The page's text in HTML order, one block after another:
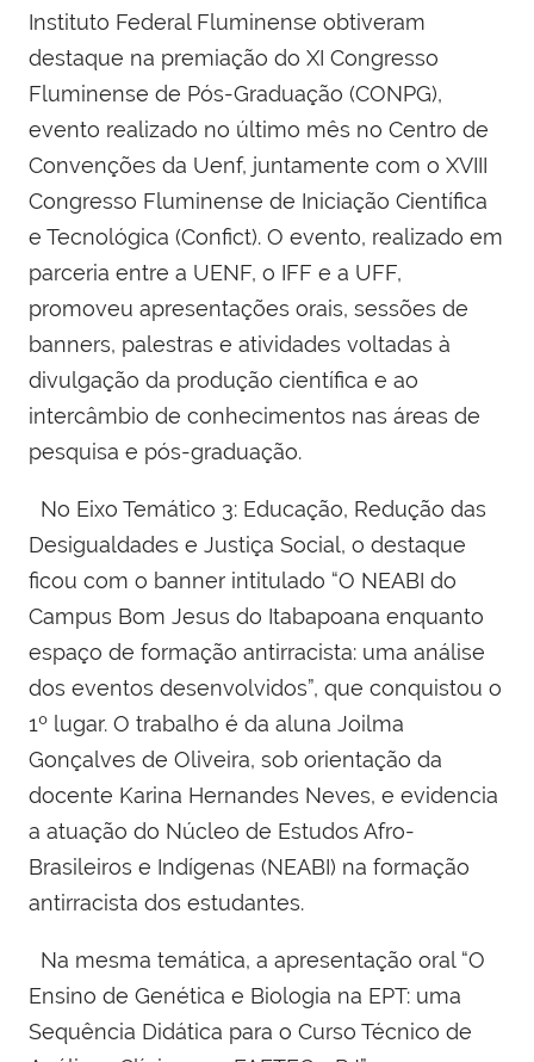
Instituto Federal Fluminense obtiveram
destaque na premiação do XI Congresso
Fluminense de Pós-Graduação (CONPG),
evento realizado no último mês no Centro de
Convenções da Uenf, juntamente com o XVIII
Congresso Fluminense de Iniciação Científica
e Tecnológica (Confict). O evento, realizado em
parceria entre a UENF, o IFF e a UFF,
promoveu apresentações orais, sessões de
banners, palestras e atividades voltadas à
divulgação da produção científica e ao
intercâmbio de conhecimentos nas áreas de
pesquisa e pós-graduação.
No Eixo Temático 3: Educação, Redução das
Desigualdades e Justiça Social, o destaque
ficou com o banner intitulado “O NEABI do
Campus Bom Jesus do Itabapoana enquanto
espaço de formação antirracista: uma análise
dos eventos desenvolvidos”, que conquistou o
1º lugar. O trabalho é da aluna Joilma
Gonçalves de Oliveira, sob orientação da
docente Karina Hernandes Neves, e evidencia
a atuação do Núcleo de Estudos Afro-
Brasileiros e Indígenas (NEABI) na formação
antirracista dos estudantes.
Na mesma temática, a apresentação oral “O
Ensino de Genética e Biologia na EPT: uma
Sequência Didática para o Curso Técnico de